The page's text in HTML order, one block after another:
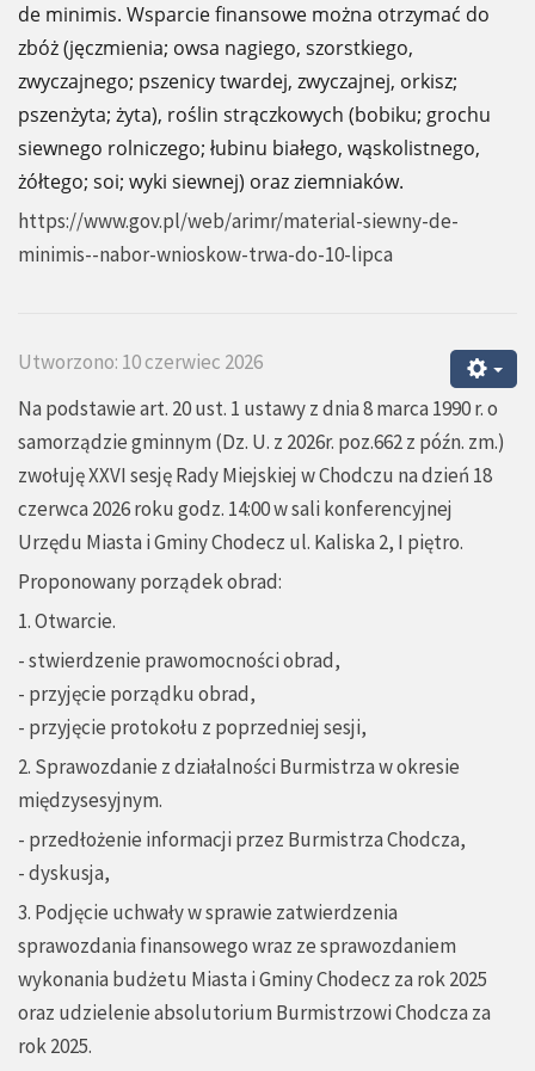
de minimis. Wsparcie finansowe można otrzymać do
zbóż (jęczmienia; owsa nagiego, szorstkiego,
zwyczajnego; pszenicy twardej, zwyczajnej, orkisz;
pszenżyta; żyta), roślin strączkowych (bobiku; grochu
siewnego rolniczego; łubinu białego, wąskolistnego,
żółtego; soi; wyki siewnej) oraz ziemniaków.
https://www.gov.pl/web/arimr/material-siewny-de-
minimis--nabor-wnioskow-trwa-do-10-lipca
Utworzono: 10 czerwiec 2026
Na podstawie art. 20 ust. 1 ustawy z dnia 8 marca 1990 r. o
samorządzie gminnym (Dz. U. z 2026r. poz.662 z późn. zm.)
zwołuję XXVI sesję Rady Miejskiej w Chodczu na dzień 18
czerwca 2026 roku godz. 14:00 w sali konferencyjnej
Urzędu Miasta i Gminy Chodecz ul. Kaliska 2, I piętro.
Proponowany porządek obrad:
1. Otwarcie.
- stwierdzenie prawomocności obrad,
- przyjęcie porządku obrad,
- przyjęcie protokołu z poprzedniej sesji,
2. Sprawozdanie z działalności Burmistrza w okresie
międzysesyjnym.
- przedłożenie informacji przez Burmistrza Chodcza,
- dyskusja,
3. Podjęcie uchwały w sprawie zatwierdzenia
sprawozdania finansowego wraz ze sprawozdaniem
wykonania budżetu Miasta i Gminy Chodecz za rok 2025
oraz udzielenie absolutorium Burmistrzowi Chodcza za
rok 2025.